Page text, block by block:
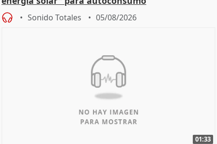
Sonido Totales 05/08/2026
01:33